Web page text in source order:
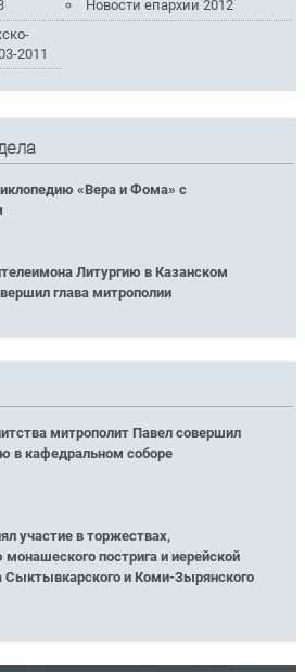
Новости епархии 2012
2011
«Вера и Фома» с
Литургию в Казанском
глава митрополии
митрополит Павел совершил
в кафедральном соборе
участие в торжествах,
пострига и иерейской
Сыктывкарского и Коми-Зырянского